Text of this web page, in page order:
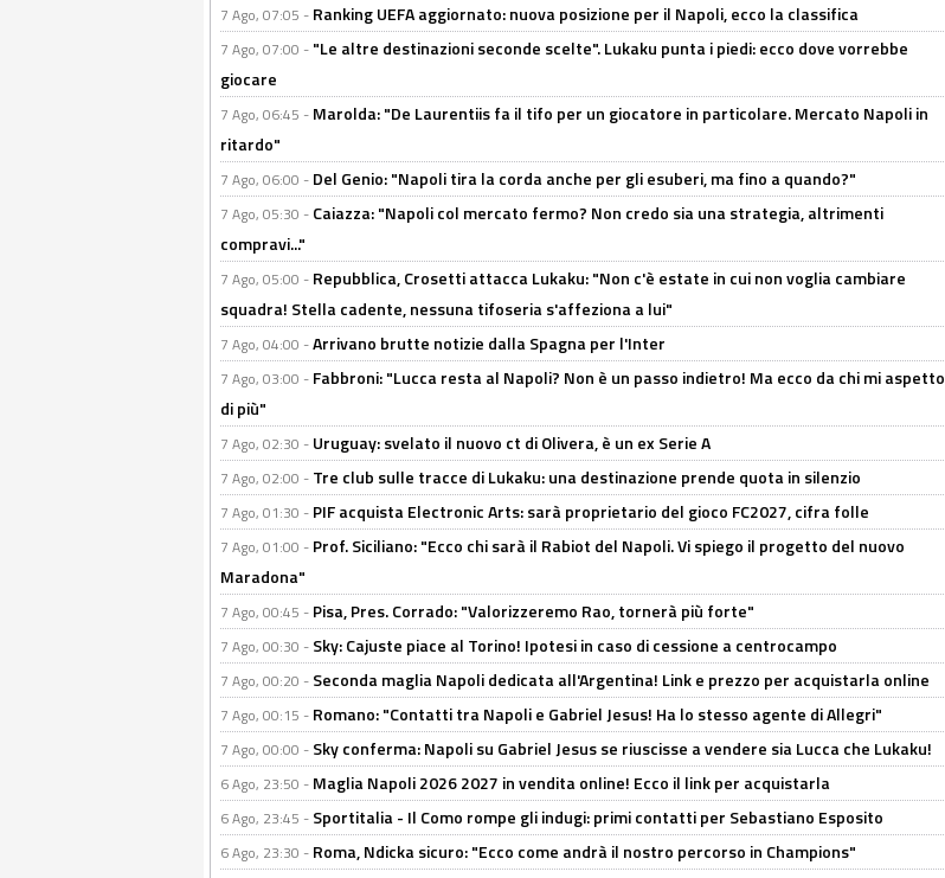
7 Ago, 07:05 - Ranking UEFA aggiornato: nuova posizione per il Napoli, ecco la classifica
7 Ago, 07:00 - "Le altre destinazioni seconde scelte". Lukaku punta i piedi: ecco dove vorrebbe
giocare
7 Ago, 06:45 - Marolda: "De Laurentiis fa il tifo per un giocatore in particolare. Mercato Napoli in
ritardo"
7 Ago, 06:00 - Del Genio: "Napoli tira la corda anche per gli esuberi, ma fino a quando?"
7 Ago, 05:30 - Caiazza: "Napoli col mercato fermo? Non credo sia una strategia, altrimenti
compravi..."
7 Ago, 05:00 - Repubblica, Crosetti attacca Lukaku: "Non c'è estate in cui non voglia cambiare
squadra! Stella cadente, nessuna tifoseria s'affeziona a lui"
7 Ago, 04:00 -Arrivano brutte notizie dalla Spagna per l'Inter
7 Ago, 03:00 - Fabbroni: "Lucca resta al Napoli? Non è un passo indietro! Ma ecco da chi mi aspetto
di più"
7 Ago, 02:30 - Uruguay: svelato il nuovo ct di Olivera, è un ex Serie A
7 Ago, 02:00 - Tre club sulle tracce di Lukaku: una destinazione prende quota in silenzio
7 Ago, 01:30 - PIF acquista Electronic Arts: sarà proprietario del gioco FC2027, cifra folle
7 Ago, 01:00 - Prof. Siciliano: "Ecco chi sarà il Rabiot del Napoli. Vi spiego il progetto del nuovo
Maradona"
7 Ago, 00:45 - Pisa, Pres. Corrado: "Valorizzeremo Rao, tornerà più forte"
7 Ago, 00:30 - Sky: Cajuste piace al Torino! Ipotesi in caso di cessione a centrocampo
7 Ago, 00:20 - Seconda maglia Napoli dedicata all'Argentina! Link e prezzo per acquistarla online
7 Ago, 00:15 - Romano: "Contatti tra Napoli e Gabriel Jesus! Ha lo stesso agente di Allegri"
7 Ago, 00:00 - Sky conferma: Napoli su Gabriel Jesus se riuscisse a vendere sia Lucca che Lukaku!
6 Ago, 23:50 - Maglia Napoli 2026 2027 in vendita online! Ecco il link per acquistarla
6 Ago, 23:45 - Sportitalia - Il Como rompe gli indugi: primi contatti per Sebastiano Esposito
6 Ago, 23:30 - Roma, Ndicka sicuro: "Ecco come andrà il nostro percorso in Champions"